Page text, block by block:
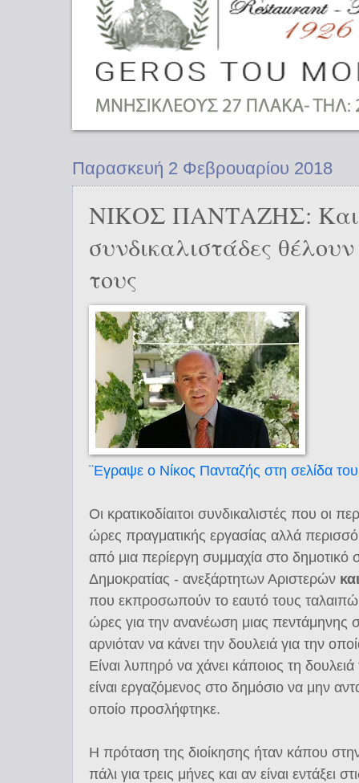
Παρασκευή 2 Φεβρουαρίου 2018
ΝΙΚΟΣ ΠΑΝΤΑΖΗΣ: Και
συνδικαλιστάδες
τους
¨Εγραψε ο Νίκος Πανταζής στη σελίδα του
Οι κρατικοδίαιτοι συνδικαλιστές που οι
ώρες πραγματικής εργασίας αλλά
από μια περίεργη συμμαχία στο
Δημοκρατίας - ανεξάρτητων Αριστερών
που εκπροσωπούν το εαυτό τους
ώρες για την ανανέωση μιας
αρνιόταν να κάνει την δουλειά για την
Είναι λυπηρό να χάνει κάποιος τη
είναι εργαζόμενος στο δημόσιο να μην
οποίο προσλήφτηκε.
Η πρόταση της διοίκησης ήταν κάπου
πάλι για τρεις μήνες και αν είναι εντάξει